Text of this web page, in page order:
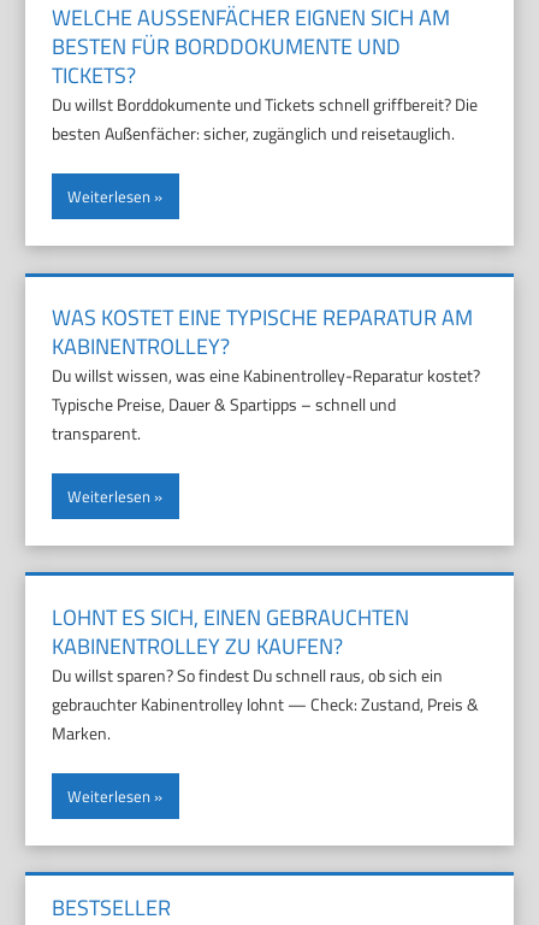
WELCHE AUSSENFÄCHER EIGNEN SICH AM B
ESTEN FÜR BORDDOKUMENTE UND T
ICKETS?
Du willst Borddokumente und Tickets schnell griffbereit? Die
besten Außenfächer: sicher, zugänglich und reisetauglich.
Weiterlesen
WAS KOSTET EINE TYPISCHE REPARATUR AM
KABINENTROLLEY?
Du willst wissen, was eine Kabinentrolley-Reparatur kostet?
Typische Preise, Dauer & Spartipps – schnell und
transparent.
Weiterlesen
LOHNT ES SICH, EINEN GEBRAUCHTEN
KABINENTROLLEY ZU KAUFEN?
Du willst sparen? So findest Du schnell raus, ob sich ein
gebrauchter Kabinentrolley lohnt — Check: Zustand, Preis &
Marken.
Weiterlesen
BESTSELLER